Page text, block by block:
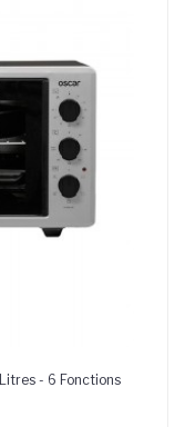
- 6 Fonctions